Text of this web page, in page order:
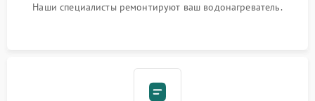
Наши специалисты ремонтируют ваш водонагреватель.